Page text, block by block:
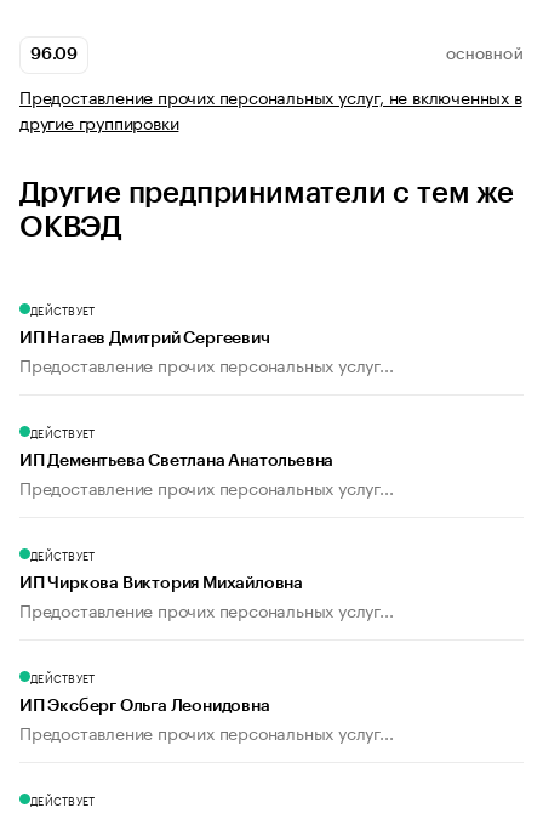
96.09 ОСНОВНОЙ
Предоставление прочих персональных услуг, не включенных в
другие группировки
Другие предприниматели с тем же
ОКВЭД
ДЕЙСТВУЕТ
ИП Нагаев Дмитрий Сергеевич
Предоставление прочих персональных услуг...
ДЕЙСТВУЕТ
ИП Дементьева Светлана Анатольевна
Предоставление прочих персональных услуг...
ДЕЙСТВУЕТ
ИП Чиркова Виктория Михайловна
Предоставление прочих персональных услуг...
ДЕЙСТВУЕТ
ИП Эксберг Ольга Леонидовна
Предоставление прочих персональных услуг...
ДЕЙСТВУЕТ